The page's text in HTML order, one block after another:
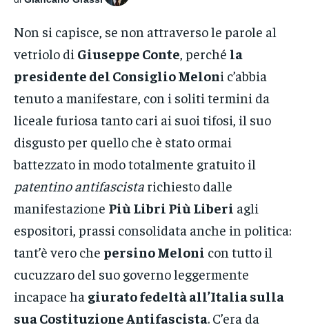
Non si capisce, se non attraverso le parole al
vetriolo di Giuseppe Conte , perché la
presidente del Consiglio Meloni c’abbia
tenuto a manifestare, con i soliti termini da
liceale furiosa tanto cari ai suoi tifosi, il suo
disgusto per quello che è stato ormai
battezzato in modo totalmente gratuito il
patentino antifascista richiesto dalle
manifestazione Più Libri Più Liberi agli
espositori, prassi consolidata anche in politica:
tant’è vero che persino Meloni con tutto il
cucuzzaro del suo governo leggermente
incapace ha giurato fedeltà all’Italia sulla
sua Costituzione Antifascista. C’era da